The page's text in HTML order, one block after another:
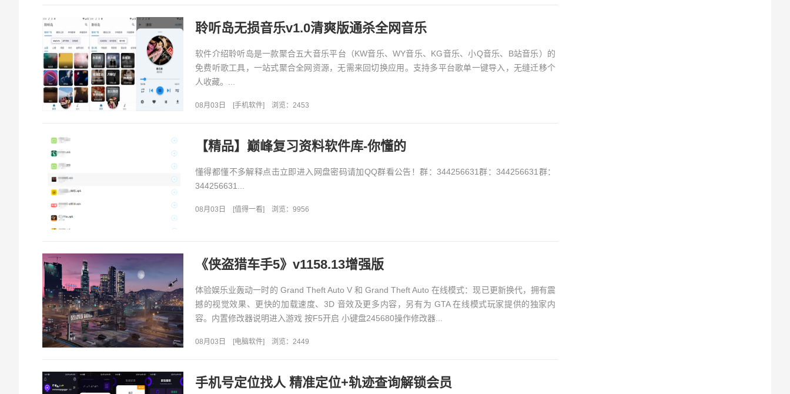
聆听岛无损音乐v1.0清爽版通杀全网音乐
软件介绍聆听岛是一款聚合五大音乐平台（KW音乐、WY音乐、KG音乐、小Q音乐、B站音乐）的
免费听歌工具，一站式聚合全网资源，无需来回切换应用。支持多平台歌单一键导入，无缝迁移个
人收藏。...
08月03日 [手机软件] 浏览：2453
【精品】巅峰复习资料软件库-你懂的
懂得都懂不多解释点击立即进入网盘密码请加QQ群看公告！群：344256631群：344256631群：
344256631...
08月03日 [值得一看] 浏览：9956
《侠盗猎车手5》v1158.13增强版
体验娱乐业轰动一时的 Grand Theft Auto V 和 Grand Theft Auto 在线模式：现已更新换代，拥有震
撼的视觉效果、更快的加载速度、3D 音效及更多内容，另有为 GTA 在线模式玩家提供的独家内
容。内置修改器说明进入游戏 按F5开启 小键盘245680操作修改器...
08月03日 [电脑软件] 浏览：2449
手机号定位找人 精准定位+轨迹查询解锁会员